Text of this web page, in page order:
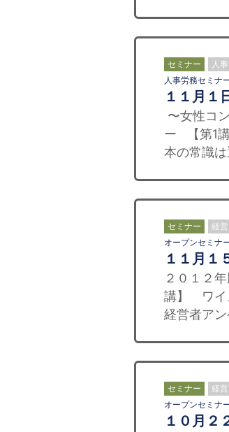
セミナー 人
人事労務セミナ
１１月１
〜女性コ
ー 【第1
本の常識
セミナー 経営
オープンセミナ
１１月１
２０１２
講】 ワイ
経営者ア
セミナー 経営
オープンセミナ
１０月２